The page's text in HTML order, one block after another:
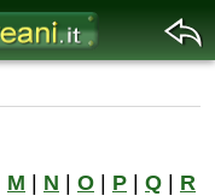
M | N | O | P | Q | R